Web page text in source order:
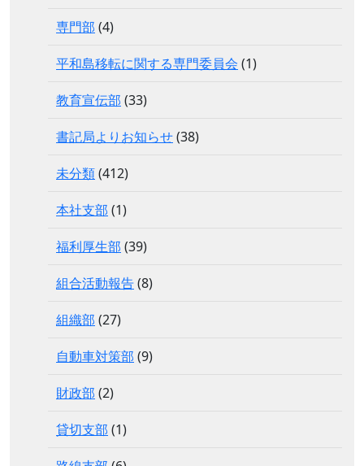
専門部 (4)
平和島移転に関する専門委員会 (1)
教育宣伝部 (33)
書記局よりお知らせ(38)
未分類(412)
本社支部 (1)
福利厚生部 (39)
組合活動報告(8)
組織部 (27)
自動車対策部 (9)
財政部 (2)
貸切支部 (1)